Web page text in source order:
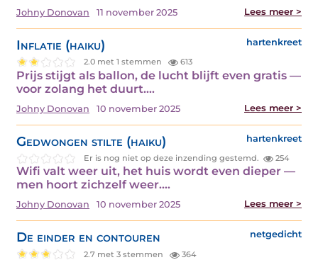
Johny Donovan 11 november 2025 Lees meer >
Inflatie (haiku) hartenkreet
2.0 met 1 stemmen 613
Prijs stijgt als ballon, de lucht blijft even gratis —
voor zolang het duurt.…
Johny Donovan 10 november 2025 Lees meer >
Gedwongen stilte (haiku) hartenkreet
Er is nog niet op deze inzending gestemd. 254
Wifi valt weer uit, het huis wordt even dieper —
men hoort zichzelf weer.…
Johny Donovan 10 november 2025 Lees meer >
De einder en contouren netgedicht
2.7 met 3 stemmen 364